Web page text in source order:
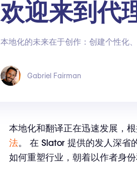
欢迎来到代
本地化的未来在于创作：创建个性化
Gabriel Fairman
本地化和翻译正在迅速发展，
法。 在 Slator 提供的发人深省
如何重塑行业，朝着以作者身